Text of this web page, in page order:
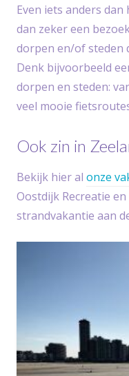
Even iets anders
dan zeker een
dorpen en/of steden
Denk bijvoorbeeld
dorpen en steden:
veel mooie
Ook zin in
Bekijk hier al onze
Oostdijk Recreatie
strandvakantie aan